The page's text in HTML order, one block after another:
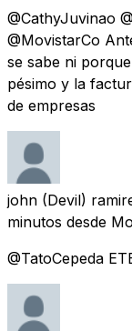
@CathyJuvinao
@MovistarCo
se sabe ni
pésimo y la
de empresas
john (Devil)
minutos desde
@TatoCepeda